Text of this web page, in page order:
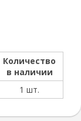
Количество
в наличии
1 шт.